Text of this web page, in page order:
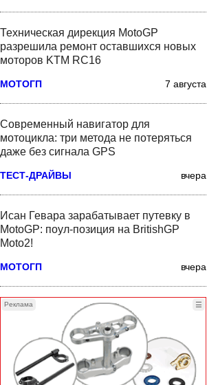
Техническая дирекция MotoGP
разрешила ремонт оставшихся новых
моторов KTM RC16
МОТОГП 7 августа
Современный навигатор для
мотоцикла: три метода не потеряться
даже без сигнала GPS
ТЕСТ-ДРАЙВЫ вчера
Исан Гевара зарабатывает путевку в
MotoGP: поул-позиция на BritishGP
Moto2!
МОТОГП вчера
Реклама ☰